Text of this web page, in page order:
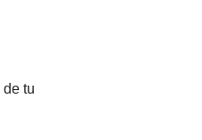
tu